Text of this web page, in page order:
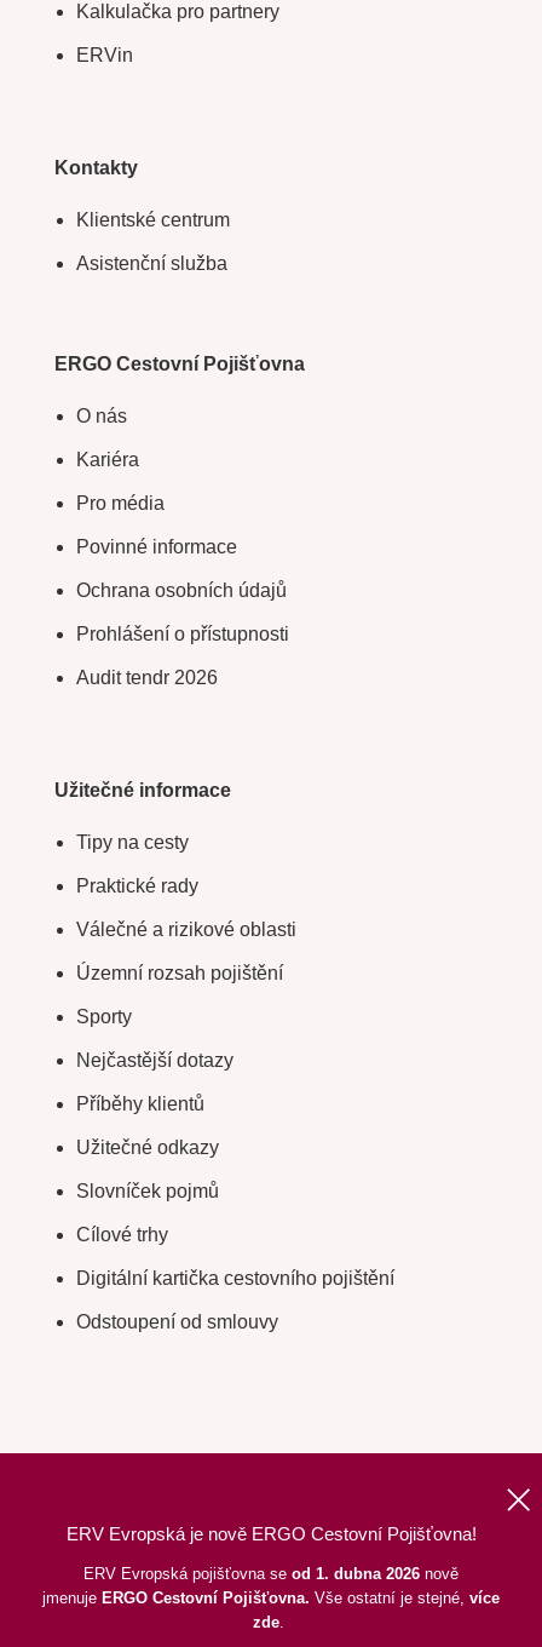
ERV Evropská je nově ERGO Cestovní Pojišťovna!
ERV Evropská pojišťovna se od 1. dubna 2026 nově
jmenuje ERGO Cestovní Pojišťovna. Vše ostatní je stejné, více
zde.
Kalkulačka pro partnery
ERVin
Kontakty
Klientské centrum
Asistenční služba
ERGO Cestovní Pojišťovna
O nás
Kariéra
Pro média
Povinné informace
Ochrana osobních údajů
Prohlášení o přístupnosti
Audit tendr 2026
Užitečné informace
Tipy na cesty
Praktické rady
Válečné a rizikové oblasti
Územní rozsah pojištění
Sporty
Nejčastější dotazy
Příběhy klientů
Užitečné odkazy
Slovníček pojmů
Cílové trhy
Digitální kartička cestovního pojištění
Odstoupení od smlouvy
©2026 ERGO Cestovní Pojišťovna, a. s., pod dohledem ČNB